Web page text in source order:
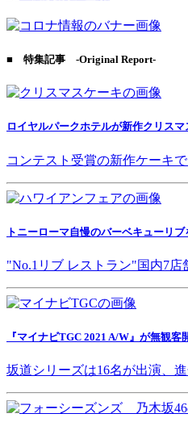
■ 特集記事 -Original Report-
ロイヤルパークホテルが新作クリスマ
コンテスト受賞の新作ケーキ
トニーローマ自慢のバーベキューリブ
"No.1リブ レストラン"国内7
『マイナビTGC 2021 A/W』が無観客
坂道シリーズは16名が出演、